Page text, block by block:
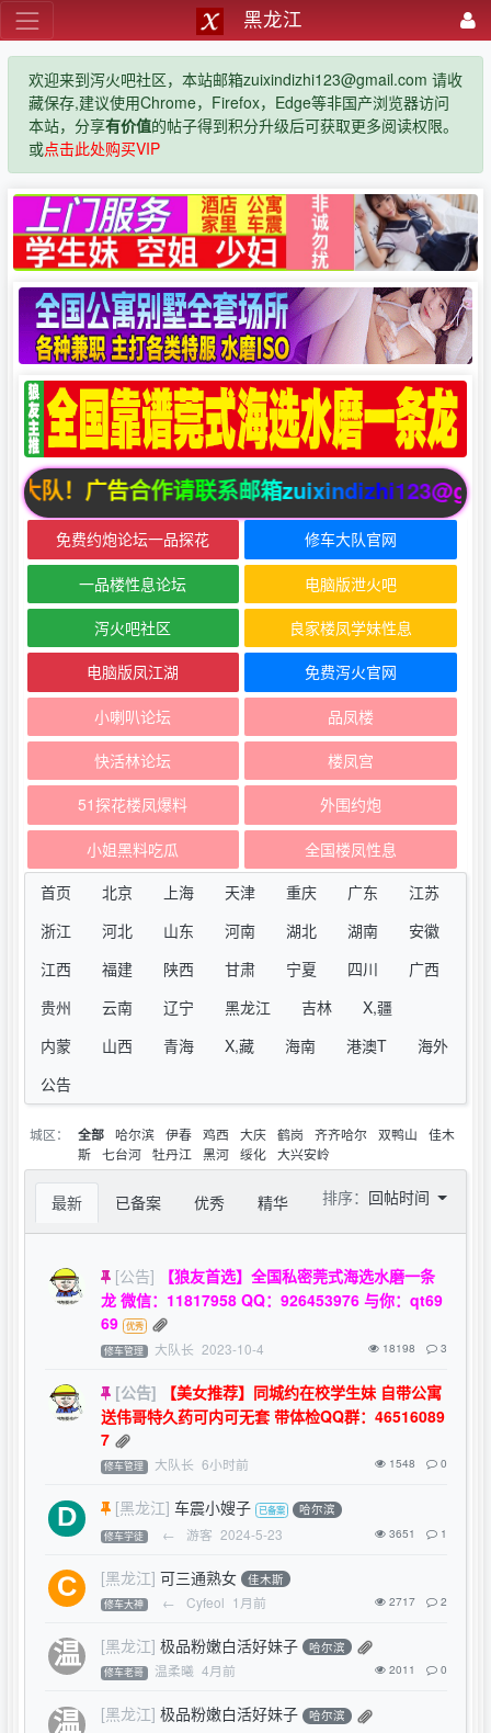
黑龙江
欢迎来到泻火吧社区，本站邮箱zuixindizhi123@gmail.com 请收
藏保存,建议使用Chrome，Firefox，Edge等非国产浏览器访问
本站，分享有价值的帖子得到积分升级后可获取更多阅读权限。
或点击此处购买VIP
队！广告合作请联系邮箱
免费约炮论坛一品探花 修车大队官网
一品楼性息论坛 电脑版泄火吧
泻火吧社区 良家楼凤学妹性息
电脑版凤江湖 免费泻火官网
小喇叭论坛 品凤楼
快活林论坛 楼凤宫
51探花楼凤爆料 外围约炮
小姐黑料吃瓜
全国楼凤性息
首页
北京 上海 天津 重庆 广东
江苏
浙江
河北 山东 河南 湖北 湖南
安徽
江西
福建 陕西 甘肃 宁夏 四川
广西
贵州
云南 辽宁 黑龙江 吉林
X,疆
内蒙
山西 青海 X,藏 海南 港澳T
海外
公告
城区： 全部 哈尔滨 伊春 鸡西 大庆 鹤岗 齐齐哈尔 双鸭山
佳木
斯 七台河 牡丹江 黑河 绥化 大兴安岭
最新 已备案 优秀 精华 排序： 回帖时间
[公告]
【狼友首选】全国私密莞式海选水磨一条
龙 微信：11817958 QQ：926453976 与你：qt69
69
修车管理 大队长 2023-10-4 18198 3
[公告]
【美女推荐】同城约在校学生妹 自带公寓
送伟哥特久药可内可无套 带体检QQ群：46516089
7
修车管理 大队长 6小时前 1548 0
[黑龙江] 车震小嫂子 哈尔滨
修车学徒 ← 游客 2024-5-23 3651 1
[黑龙江] 可三通熟女 佳木斯
修车大神 ← Cyfeol 1月前 2717 2
[黑龙江] 极品粉嫩白活好妹子 哈尔滨
修车老哥 温柔曦 4月前 2011 0
[黑龙江] 极品粉嫩白活好妹子 哈尔滨